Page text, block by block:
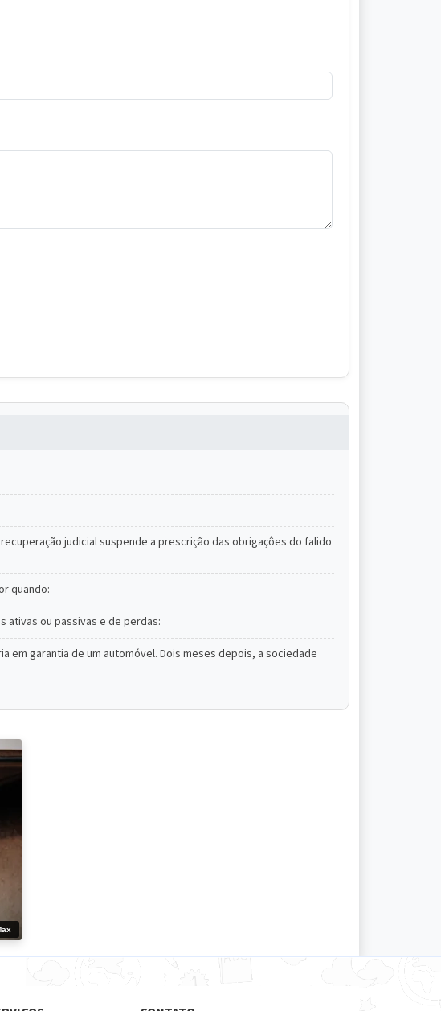
judicial suspende a prescrição das obrigaçôes do falido
quando:
ativas ou passivas e de perdas:
em garantia de um automóvel. Dois meses depois, a sociedade